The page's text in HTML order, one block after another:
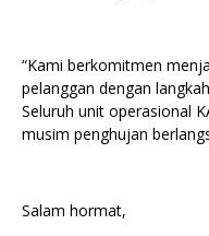
“Kami berkomitmen
pelanggan dengan
Seluruh unit operasional
musim penghujan
Salam hormat,